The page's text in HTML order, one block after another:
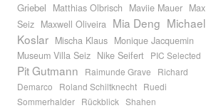
Griebel
Matthias Olbrisch Maviie Mauer Max
Seiz Maxwell Oliveira Mia Deng Michael
Koslar Mischa Klaus Monique Jacquemin
Museum Villa Seiz Nike Seifert PIC Selected
Pit Gutmann Raimunde Grave
Richard
Demarco
Roland Schiltknecht Ruedi
Sommerhalder Rückblick Shahen